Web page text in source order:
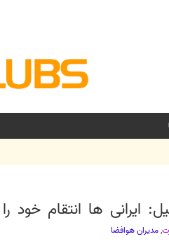
ایرانی ها انتقام خود
,مديران هوافضا